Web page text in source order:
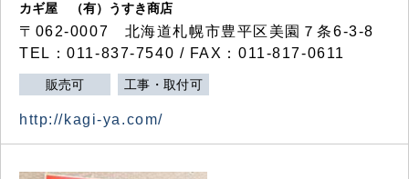
カギ屋 （有）うすき商店
〒062-0007 北海道札幌市豊平区美園７条6-3-8
TEL：011-837-7540 / FAX：011-817-0611
販売可 工事・取付可
http://kagi-ya.com/